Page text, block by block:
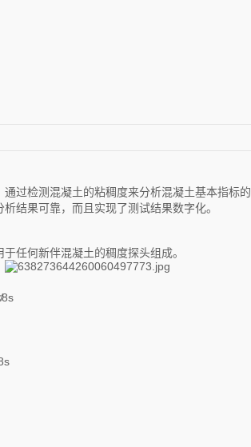
过检测混凝土的粘稠度来分析混凝土基本指标
结果可靠，而且实现了测试结果数字化。
任何新伴混凝土的稠度探头组成。